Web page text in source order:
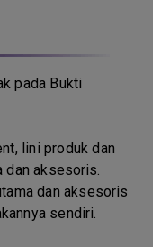
pada Bukti
lini produk dan
dan aksesoris.
dan aksesoris
sendiri.